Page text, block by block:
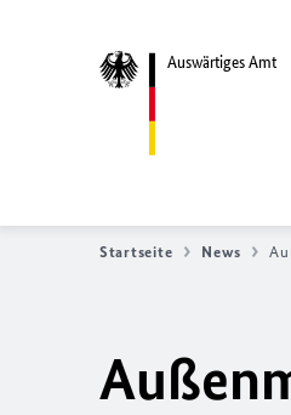
Auswärtiges Amt
Startseite News